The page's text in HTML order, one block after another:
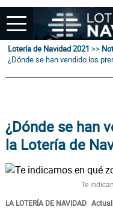
Lotería de Navidad 2021 >>
¿Dónde se han vendido los
¿Dónde se han
la Lotería de
Te
LA LOTERÍA DE NAVIDAD